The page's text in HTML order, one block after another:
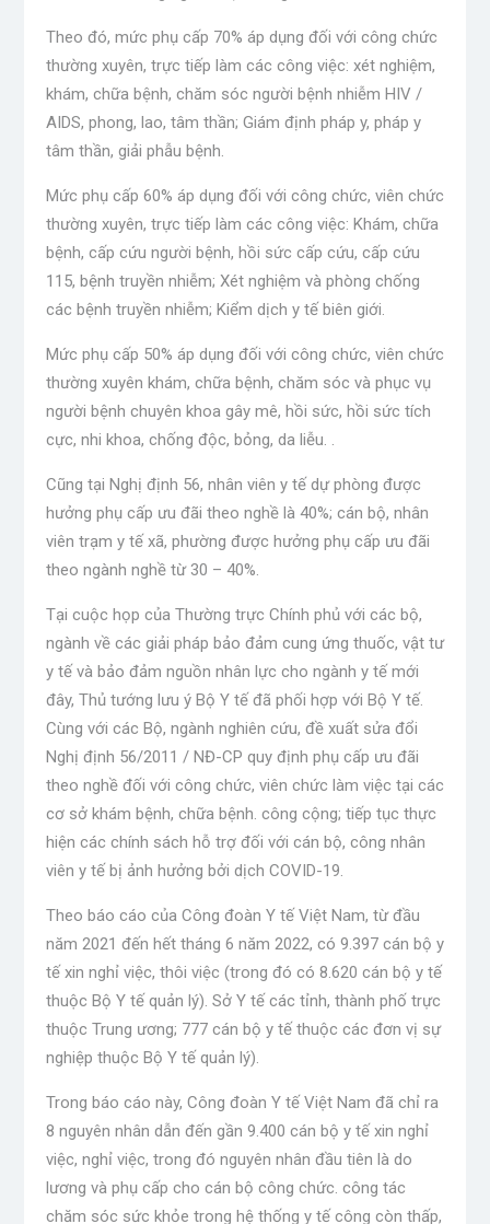
Theo đó, mức phụ cấp 70% áp dụng đối với công chức
thường xuyên, trực tiếp làm các công việc: xét nghiệm,
khám, chữa bệnh, chăm sóc người bệnh nhiễm HIV /
AIDS, phong, lao, tâm thần; Giám định pháp y, pháp y
tâm thần, giải phẫu bệnh.
Mức phụ cấp 60% áp dụng đối với công chức, viên chức
thường xuyên, trực tiếp làm các công việc: Khám, chữa
bệnh, cấp cứu người bệnh, hồi sức cấp cứu, cấp cứu
115, bệnh truyền nhiễm; Xét nghiệm và phòng chống
các bệnh truyền nhiễm; Kiểm dịch y tế biên giới.
Mức phụ cấp 50% áp dụng đối với công chức, viên chức
thường xuyên khám, chữa bệnh, chăm sóc và phục vụ
người bệnh chuyên khoa gây mê, hồi sức, hồi sức tích
cực, nhi khoa, chống độc, bỏng, da liễu. .
Cũng tại Nghị định 56, nhân viên y tế dự phòng được
hưởng phụ cấp ưu đãi theo nghề là 40%; cán bộ, nhân
viên trạm y tế xã, phường được hưởng phụ cấp ưu đãi
theo ngành nghề từ 30 – 40%.
Tại cuộc họp của Thường trực Chính phủ với các bộ,
ngành về các giải pháp bảo đảm cung ứng thuốc, vật tư
y tế và bảo đảm nguồn nhân lực cho ngành y tế mới
đây, Thủ tướng lưu ý Bộ Y tế đã phối hợp với Bộ Y tế.
Cùng với các Bộ, ngành nghiên cứu, đề xuất sửa đổi
Nghị định 56/2011 / NĐ-CP quy định phụ cấp ưu đãi
theo nghề đối với công chức, viên chức làm việc tại các
cơ sở khám bệnh, chữa bệnh. công cộng; tiếp tục thực
hiện các chính sách hỗ trợ đối với cán bộ, công nhân
viên y tế bị ảnh hưởng bởi dịch COVID-19.
Theo báo cáo của Công đoàn Y tế Việt Nam, từ đầu
năm 2021 đến hết tháng 6 năm 2022, có 9.397 cán bộ y
tế xin nghỉ việc, thôi việc (trong đó có 8.620 cán bộ y tế
thuộc Bộ Y tế quản lý). Sở Y tế các tỉnh, thành phố trực
thuộc Trung ương; 777 cán bộ y tế thuộc các đơn vị sự
nghiệp thuộc Bộ Y tế quản lý).
Trong báo cáo này, Công đoàn Y tế Việt Nam đã chỉ ra
8 nguyên nhân dẫn đến gần 9.400 cán bộ y tế xin nghỉ
việc, nghỉ việc, trong đó nguyên nhân đầu tiên là do
lương và phụ cấp cho cán bộ công chức. công tác
chăm sóc sức khỏe trong hệ thống y tế công còn thấp,